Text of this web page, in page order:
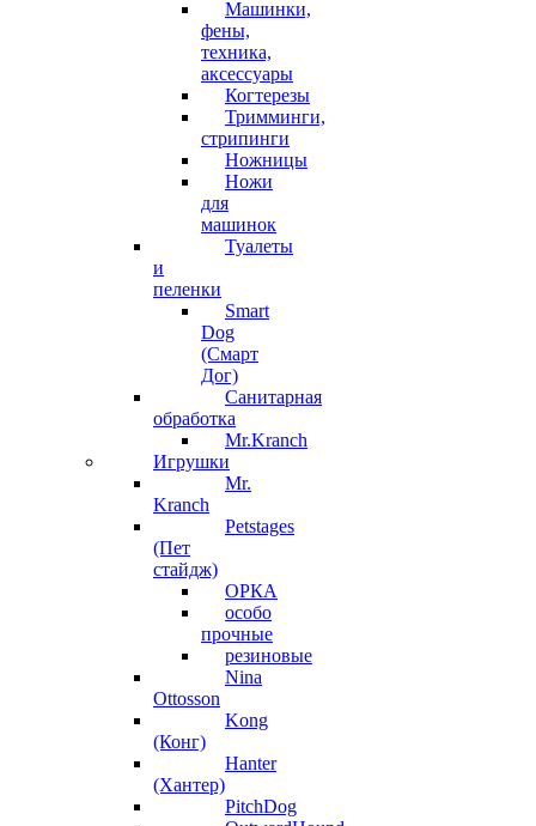
Машинки,
фены,
техника,
аксессуары
Когтерезы
Тримминги,
стрипинги
Ножницы
Ножи
для
машинок
Туалеты
и
пеленки
Smart
Dog
(Смарт
Дог)
Санитарная
обработка
Mr.Kranch
Игрушки
Mr.
Kranch
Petstages
(Пет
стайдж)
ОРКА
особо
прочные
резиновые
Nina
Ottosson
Kong
(Конг)
Hanter
(Хантер)
PitchDog